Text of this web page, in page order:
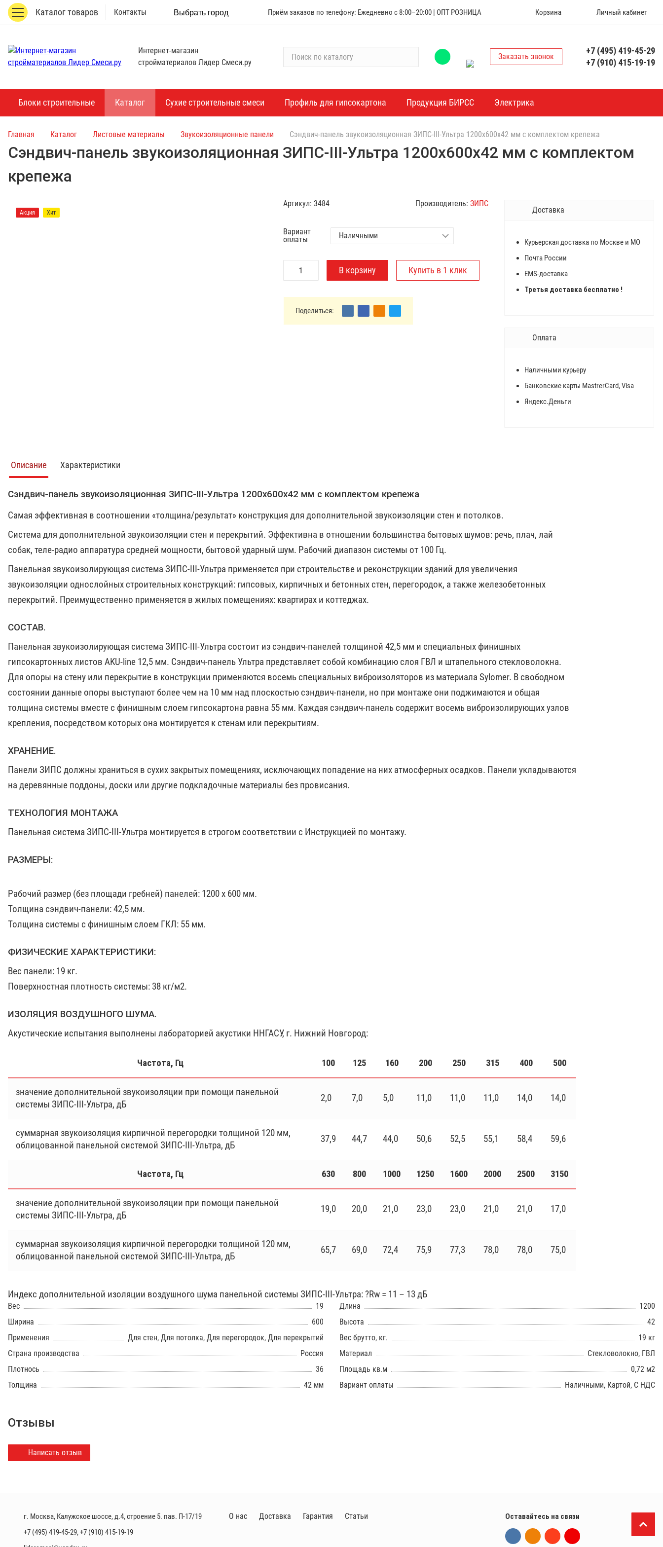
Каталог товаров Контакты Выбрать город Приём заказов по телефону: Ежедневно с 8:00–20:00 | ОПТ РОЗНИЦА Корзина Личный кабинет
Интернет-магазин
стройматериалов Лидер Смеси.ру
с
к
а
т
г
Заказать звонок
+7 (495) 419-45-29
+7 (910) 415-19-19
Блоки строительные Каталог Сухие строительные смеси Профиль для гипсокартона Продукция БИРСС Электрика
Главная Каталог Листовые материалы Звукоизоляционные панели Сэндвич-панель звукоизоляционная ЗИПС-III-Ультра 1200х600х42 мм с комплектом крепежа
Сэндвич-панель звукоизоляционная ЗИПС-III-Ультра 1200х600х42 мм с комплектом
крепежа
Акция Хит
Артикул: 3484 Производитель: ЗИПС
Вариант
оплаты
Поделиться:
Доставка
Курьерская доставка по Москве и МО
Почта России
EMS-доставка
Третья доставка бесплатно !
Оплата
Наличными курьеру
Банковские карты MastrerCard, Visa
Яндекс.Деньги
Описание Характеристики
Сэндвич-панель звукоизоляционная ЗИПС-III-Ультра 1200х600х42 мм с комплектом крепежа
Самая эффективная в соотношении «толщина/результат» конструкция для дополнительной звукоизоляции стен и потолков.
Система для дополнительной звукоизоляции стен и перекрытий. Эффективна в отношении большинства бытовых шумов: речь, плач, лай
собак, теле-радио аппаратура средней мощности, бытовой ударный шум. Рабочий диапазон системы от 100 Гц.
Панельная звукоизолирующая система ЗИПС-III-Ультра применяется при строительстве и реконструкции зданий для увеличения
звукоизоляции однослойных строительных конструкций: гипсовых, кирпичных и бетонных стен, перегородок, а также железобетонных
перекрытий. Преимущественно применяется в жилых помещениях: квартирах и коттеджах.
СОСТАВ.
Панельная звукоизолирующая система ЗИПС-III-Ультра состоит из сэндвич-панелей толщиной 42,5 мм и специальных финишных
гипсокартонных листов AKU-line 12,5 мм. Сэндвич-панель Ультра представляет собой комбинацию слоя ГВЛ и штапельного стекловолокна.
Для опоры на стену или перекрытие в конструкции применяются восемь специальных виброизоляторов из материала Sylomer. В свободном
состоянии данные опоры выступают более чем на 10 мм над плоскостью сэндвич-панели, но при монтаже они поджимаются и общая
толщина системы вместе с финишным слоем гипсокартона равна 55 мм. Каждая сэндвич-панель содержит восемь виброизолирующих узлов
крепления, посредством которых она монтируется к стенам или перекрытиям.
ХРАНЕНИЕ.
Панели ЗИПС должны храниться в сухих закрытых помещениях, исключающих попадение на них атмосферных осадков. Панели укладываются
на деревянные поддоны, доски или другие подкладочные материалы без провисания.
ТЕХНОЛОГИЯ МОНТАЖА
Панельная система ЗИПС-III-Ультра монтируется в строгом соответствии с Инструкцией по монтажу.
РАЗМЕРЫ:
Рабочий размер (без площади гребней) панелей: 1200 х 600 мм.
Толщина сэндвич-панели: 42,5 мм.
Толщина системы с финишным слоем ГКЛ: 55 мм.
ФИЗИЧЕСКИЕ ХАРАКТЕРИСТИКИ:
Вес панели: 19 кг.
Поверхностная плотность системы: 38 кг/м2.
ИЗОЛЯЦИЯ ВОЗДУШНОГО ШУМА.
Акустические испытания выполнены лабораторией акустики ННГАСУ, г. Нижний Новгород:
Частота, Гц 100 125 160 200 250 315 400 500
значение дополнительной звукоизоляции при помощи панельной
системы ЗИПС-III-Ультра, дБ
2,0 7,0 5,0 11,0 11,0 11,0 14,0 14,0
суммарная звукоизоляция кирпичной перегородки толщиной 120 мм,
облицованной панельной системой ЗИПС-III-Ультра, дБ
37,9 44,7 44,0 50,6 52,5 55,1 58,4 59,6
Частота, Гц 630 800 1000 1250 1600 2000 2500 3150
значение дополнительной звукоизоляции при помощи панельной
системы ЗИПС-III-Ультра, дБ
19,0 20,0 21,0 23,0 23,0 21,0 21,0 17,0
суммарная звукоизоляция кирпичной перегородки толщиной 120 мм,
облицованной панельной системой ЗИПС-III-Ультра, дБ
65,7 69,0 72,4 75,9 77,3 78,0 78,0 75,0
Индекс дополнительной изоляции воздушного шума панельной системы ЗИПС-III-Ультра: ?Rw = 11 – 13 дБ
Вес 19 Длина
1200
Ширина
600 Высота
42
Применения
Для стен, Для потолка, Для перегородок, Для перекрытий Вес брутто, кг.
19 кг
Страна производства
Россия Материал
Стекловолокно, ГВЛ
Плотнось
36 Площадь кв.м
0,72 м2
Толщина
42 мм Вариант оплаты Наличными, Картой, С НДС
Отзывы
Написать отзыв
г. Москва, Калужское шоссе, д.4, строение 5. пав. П-17/19
+7 (495) 419-45-29,+7 (910) 415-19-19
О нас Доставка Гарантия Статьи Оставайтесь на связи